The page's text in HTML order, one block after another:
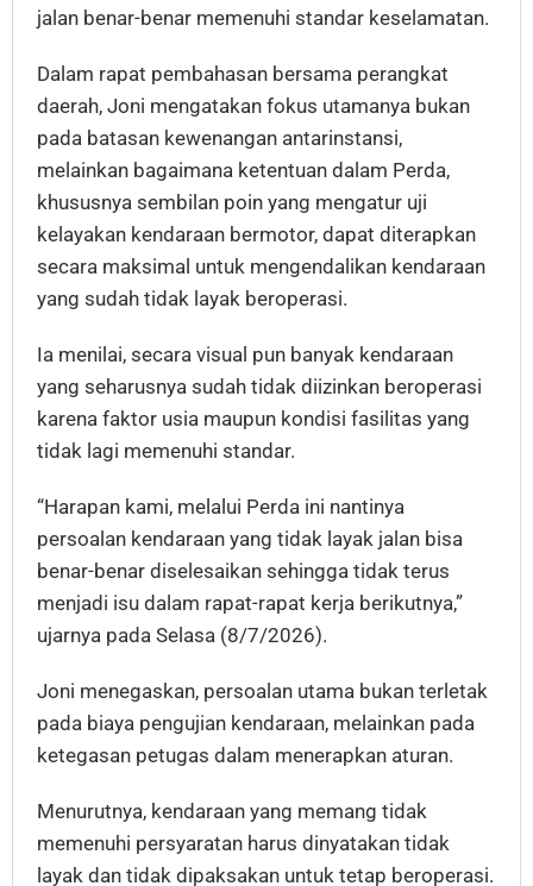
jalan benar-benar memenuhi standar keselamatan.
Dalam rapat pembahasan bersama perangkat
daerah, Joni mengatakan fokus utamanya bukan
pada batasan kewenangan antarinstansi,
melainkan bagaimana ketentuan dalam Perda,
khususnya sembilan poin yang mengatur uji
kelayakan kendaraan bermotor, dapat diterapkan
secara maksimal untuk mengendalikan kendaraan
yang sudah tidak layak beroperasi.
Ia menilai, secara visual pun banyak kendaraan
yang seharusnya sudah tidak diizinkan beroperasi
karena faktor usia maupun kondisi fasilitas yang
tidak lagi memenuhi standar.
“Harapan kami, melalui Perda ini nantinya
persoalan kendaraan yang tidak layak jalan bisa
benar-benar diselesaikan sehingga tidak terus
menjadi isu dalam rapat-rapat kerja berikutnya,”
ujarnya pada Selasa (8/7/2026).
Joni menegaskan, persoalan utama bukan terletak
pada biaya pengujian kendaraan, melainkan pada
ketegasan petugas dalam menerapkan aturan.
Menurutnya, kendaraan yang memang tidak
memenuhi persyaratan harus dinyatakan tidak
layak dan tidak dipaksakan untuk tetap beroperasi.